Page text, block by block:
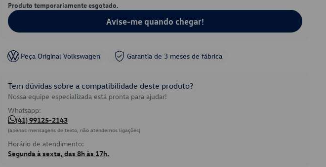
Produto temporariamente esgotado.
Avise-me quando chegar!
Peça Original Volkswagen Garantia de 3 meses de fábrica
Tem dúvidas sobre a compatibilidade deste produto?
Nossa equipe especializada está pronta para ajudar!
Whatsapp:
(41) 99125-2143
(apenas mensagens de texto, não atendemos ligações)
Horário de atendimento:
Segunda à sexta, das 8h às 17h.